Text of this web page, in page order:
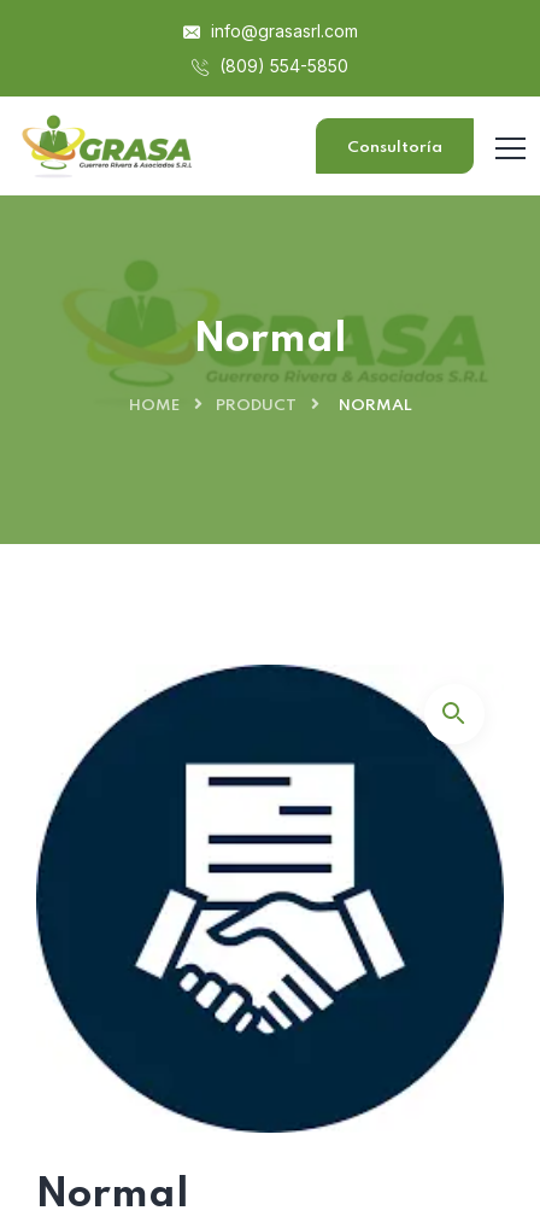
info@grasasrl.com
(809) 554-5850
Consultoría
Normal
HOME PRODUCT NORMAL
Normal